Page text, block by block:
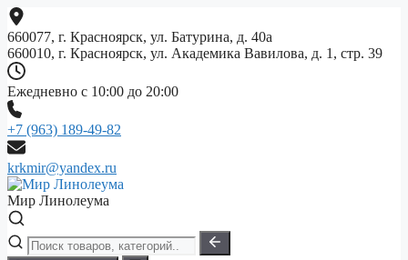
Перейти
к
содержимому
660077, г. Красноярск, ул. Батурина, д. 40а
660010, г. Красноярск, ул. Академика Вавилова, д. 1, стр. 39
Ежедневно с 10:00 до 20:00
+7 (963) 189-49-82
krkmir@yandex.ru
Мир Линолеума